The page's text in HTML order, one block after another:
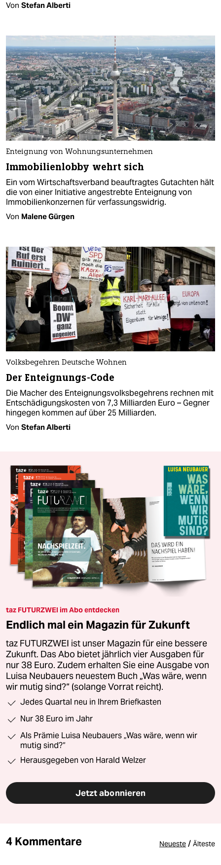
Von Stefan Alberti
Enteignung von Wohnungsunternehmen
Immobilienlobby wehrt sich
Ein vom Wirtschaftsverband beauftragtes Gutachten hält
die von einer Initiative angestrebte Enteignung von
Immobilienkonzernen für verfassungswidrig.
Von Malene Gürgen
Volksbegehren Deutsche Wohnen
Der Enteignungs-Code
Die Macher des Enteignungsvolksbegehrens rechnen mit
Entschädigungskosten von 7,3 Milliarden Euro – Gegner
hingegen kommen auf über 25 Milliarden.
Von Stefan Alberti
taz FUTURZWEI im Abo entdecken
Endlich mal ein Magazin für Zukunft
taz FUTURZWEI ist unser Magazin für eine bessere
Zukunft. Das Abo bietet jährlich vier Ausgaben für
nur 38 Euro. Zudem erhalten Sie eine Ausgabe von
Luisa Neubauers neuestem Buch „Was wäre, wenn
wir mutig sind?“ (solange Vorrat reicht).
Jedes Quartal neu in Ihrem Briefkasten
Nur 38 Euro im Jahr
Als Prämie Luisa Neubauers „Was wäre, wenn wir
mutig sind?“
Herausgegeben von Harald Welzer
Jetzt abonnieren
4 Kommentare Neueste / Älteste